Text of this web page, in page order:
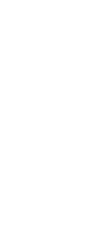
Pour recevoir